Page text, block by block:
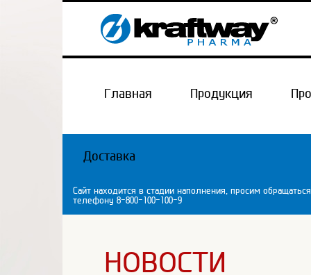
Главная Продукция
Доставка
Сайт находится в стадии наполнения, просим
телефону 8-800-100-100-9
НОВОСТИ